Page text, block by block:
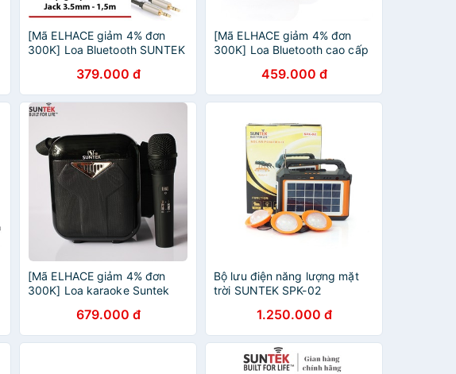
[Mã ELHACE giảm 4% đơn
300K] Loa Bluetooth SUNTEK
379.000 đ
[Mã ELHACE giảm 4% đơn
300K] Loa Bluetooth cao cấp
459.000 đ
[Mã ELHACE giảm 4% đơn
300K] Loa karaoke Suntek
679.000 đ
Bộ lưu điện năng lượng mặt
trời SUNTEK SPK-02
1.250.000 đ